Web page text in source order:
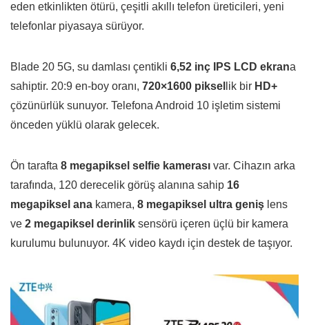
eden etkinlikten ötürü, çeşitli akıllı telefon üreticileri, yeni
telefonlar piyasaya sürüyor.
Blade 20 5G, su damlası çentikli 6,52 inç IPS LCD ekrana
sahiptir. 20:9 en-boy oranı, 720×1600 piksel lik bir HD+
çözünürlük sunuyor. Telefona Android 10 işletim sistemi
önceden yüklü olarak gelecek.
Ön tarafta 8 megapiksel selfie kamerası var. Cihazın arka
tarafında, 120 derecelik görüş alanına sahip 16
megapiksel ana kamera, 8 megapiksel ultra geniş lens
ve 2 megapiksel derinlik sensörü içeren üçlü bir kamera
kurulumu bulunuyor. 4K video kaydı için destek de taşıyor.